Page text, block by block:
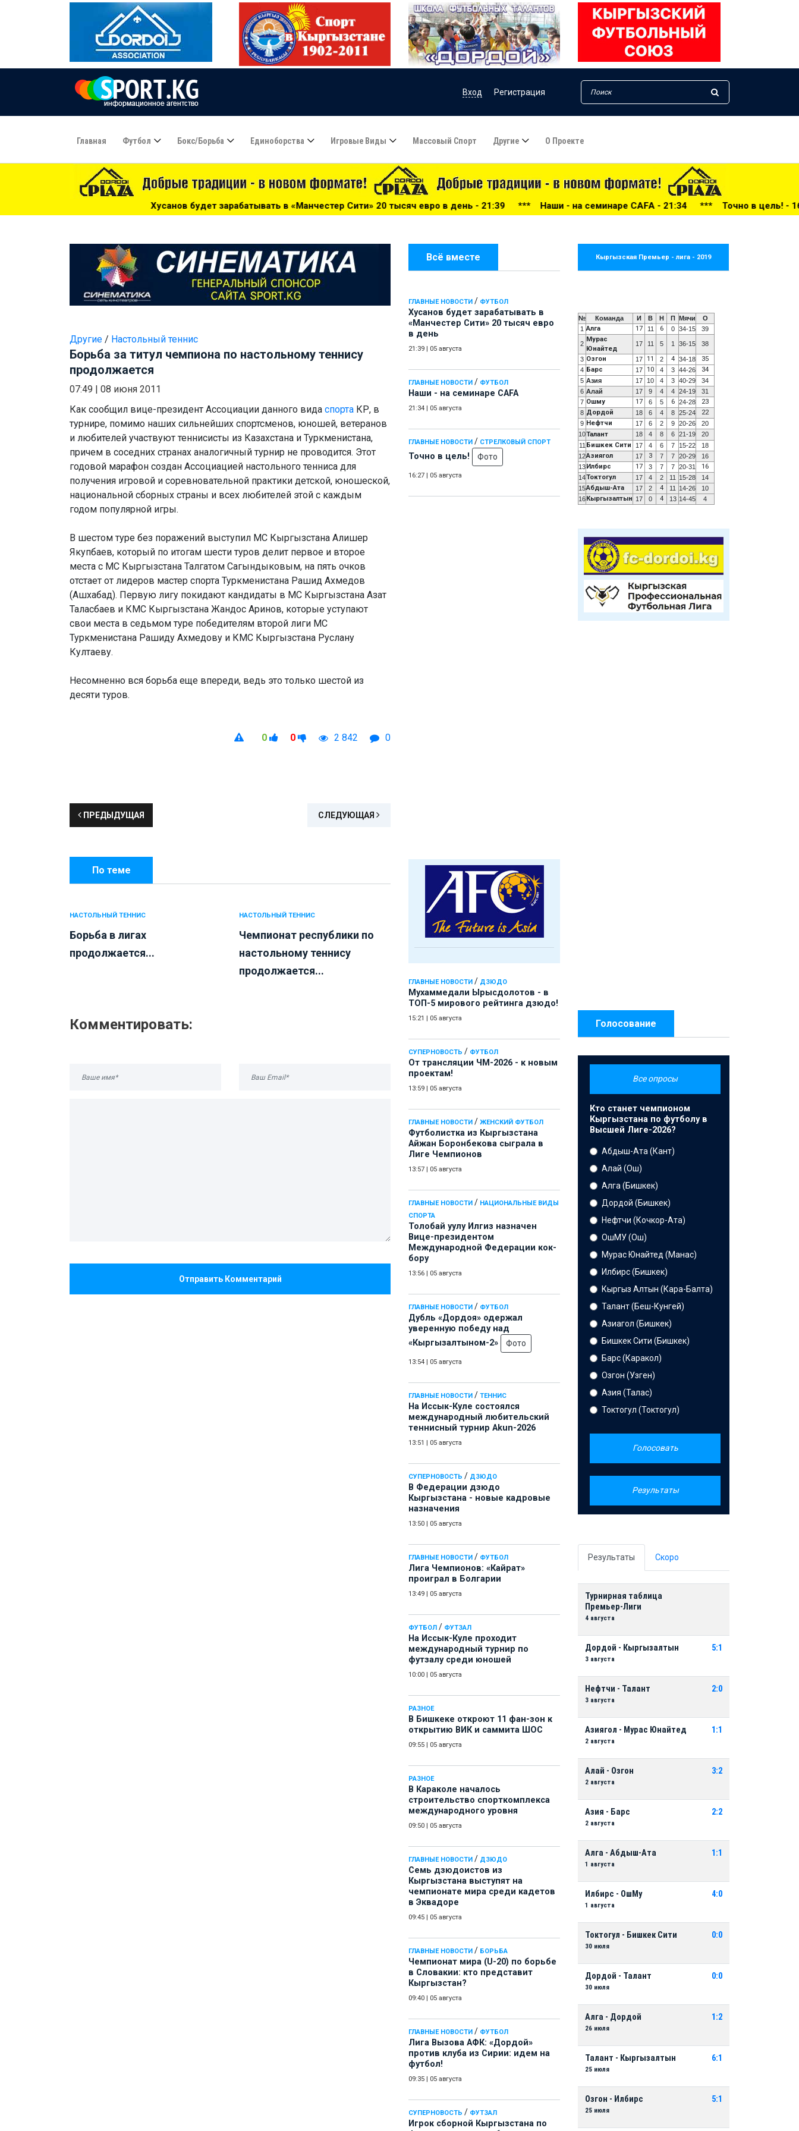
Вход Регистрация
Главная Футбол Бокс/борьба Единоборства Игровые Виды Массовый Спорт Другие О Проекте
Хусанов будет зарабатывать в «Манчестер Сити» 20 тысяч евро в день - 21:39 ***Наши - на семинаре СAFA - 21:34 ***Точно в цель! - 16:27 *** Мухаммедали
Всё вместе
ГЛАВНЫЕ НОВОСТИ / ФУТБОЛ
Хусанов будет зарабатывать в
«Манчестер Сити» 20 тысяч евро
в день
21:39 05 августа
ГЛАВНЫЕ НОВОСТИ / ФУТБОЛ
Наши - на семинаре СAFA
21:34 05 августа
ГЛАВНЫЕ НОВОСТИ / СТРЕЛКОВЫЙ СПОРТ
Точно в цель! Фото
16:27 05 августа
ГЛАВНЫЕ НОВОСТИ / ДЗЮДО
Мухаммедали Ырысдолотов - в
ТОП-5 мирового рейтинга дзюдо!
15:21 05 августа
СУПЕРНОВОСТЬ / ФУТБОЛ
От трансляции ЧМ-2026 - к новым
проектам!
13:59 05 августа
ГЛАВНЫЕ НОВОСТИ / ЖЕНСКИЙ ФУТБОЛ
Футболистка из Кыргызстана
Айжан Боронбекова сыграла в
Лиге Чемпионов
13:57 05 августа
ГЛАВНЫЕ НОВОСТИ / НАЦИОНАЛЬНЫЕ ВИДЫ
СПОРТА
Толобай уулу Илгиз назначен
Вице-президентом
Международной Федерации кок-
бору
13:56 05 августа
ГЛАВНЫЕ НОВОСТИ / ФУТБОЛ
Дубль «Дордоя» одержал
уверенную победу над
«Кыргызалтыном-2»
Фото
13:54 05 августа
ГЛАВНЫЕ НОВОСТИ / ТЕННИС
На Иссык-Куле состоялся
международный любительский
теннисный турнир Akun-2026
13:51 05 августа
СУПЕРНОВОСТЬ / ДЗЮДО
В Федерации дзюдо
Кыргызстана - новые кадровые
назначения
13:50 05 августа
ГЛАВНЫЕ НОВОСТИ / ФУТБОЛ
Лига Чемпионов: «Кайрат»
проиграл в Болгарии
13:49 05 августа
ФУТБОЛ / ФУТЗАЛ
На Иссык-Куле проходит
международный турнир по
футзалу среди юношей
10:00 05 августа
РАЗНОЕ
В Бишкеке откроют 11 фан-зон к
открытию ВИК и саммита ШОС
09:55 05 августа
РАЗНОЕ
В Караколе началось
строительство спорткомплекса
международного уровня
09:50 05 августа
ГЛАВНЫЕ НОВОСТИ / ДЗЮДО
Семь дзюдоистов из
Кыргызстана выступят на
чемпионате мира среди кадетов
в Эквадоре
09:45 05 августа
ГЛАВНЫЕ НОВОСТИ / БОРЬБА
Чемпионат мира (U-20) по борьбе
в Словакии: кто представит
Кыргызстан?
09:40 05 августа
ГЛАВНЫЕ НОВОСТИ / ФУТБОЛ
Лига Вызова АФК: «Дордой»
против клуба из Сирии: идем на
футбол!
09:35 05 августа
СУПЕРНОВОСТЬ / ФУТЗАЛ
Игрок сборной Кыргызстана по
Другие / Настольный теннис
Борьба за титул чемпиона по настольному теннису
продолжается
07:49
08 июня 2011
Как сообщил вице-президент Ассоциации данного вида спорта КР, в
турнире, помимо наших сильнейших спортсменов, юношей, ветеранов
и любителей участвуют теннисисты из Казахстана и Туркменистана,
причем в соседних странах аналогичный турнир не проводится. Этот
годовой марафон создан Ассоциацией настольного тенниса для
получения игровой и соревновательной практики детской, юношеской,
национальной сборных страны и всех любителей этой с каждым
годом популярной игры.
В шестом туре без поражений выступил МС Кыргызстана Алишер
Якупбаев, который по итогам шести туров делит первое и второе
места с МС Кыргызстана Талгатом Сагындыковым, на пять очков
отстает от лидеров мастер спорта Туркменистана Рашид Ахмедов
(Ашхабад). Первую лигу покидают кандидаты в МС Кыргызстана Азат
Таласбаев и КМС Кыргызстана Жандос Аринов, которые уступают
свои места в седьмом туре победителям второй лиги МС
Туркменистана Рашиду Ахмедову и КМС Кыргызстана Руслану
Култаеву.
Несомненно вся борьба еще впереди, ведь это только шестой из
десяти туров.
0 0 2 842 0
ПРЕДЫДУЩАЯ СЛЕДУЮЩАЯ
По теме
НАСТОЛЬНЫЙ ТЕННИС
Борьба в лигах
продолжается...
НАСТОЛЬНЫЙ ТЕННИС
Чемпионат республики по
настольному теннису
продолжается...
Комментировать:
Отправить Комментарий
Кыргызская Премьер - лига - 2019
№ Команда И В Н П Мячи
О
1 Алга 17 11 6 0 34-15 39
2
Мурас
Юнайтед
17 11 5 1 36-15 38
3 Озгон 17 11 2 4 34-18 35
4 Барс 17 10 4 3 44-26 34
5 Азия 17 10 4 3 40-29
34
6 Алай 17 9 4 4 24-19
31
7 Ошму 17 6 5 6 24-28 23
8 Дордой 18 6 4 8 25-24 22
9 Нефтчи 17 6 2 9 20-26
20
10Талант 18 4 8 6 21-19
20
11 Бишкек Сити 17 4 6 7 15-22
18
12Азиягол 17 3 7 7 20-29
16
13 Илбирс 17 3 7 7 20-31 16
14Токтогул 17 4 2 11 15-28
14
15Абдыш-Ата 17 2 4 11 14-26
10
16 Кыргызалтын 17 0 4 13 14-45 4
Голосование
Все опросы
Кто станет чемпионом
Кыргызстана по футболу в
Высшей Лиге-2026?
Абдыш-Ата (Кант)
Алай (Ош)
Алга (Бишкек)
Дордой (Бишкек)
Нефтчи (Кочкор-Ата)
ОшМУ (Ош)
Мурас Юнайтед (Манас)
Илбирс (Бишкек)
Кыргыз Алтын (Кара-Балта)
Талант (Беш-Кунгей)
Азиагол (Бишкек)
Бишкек Сити (Бишкек)
Барс (Каракол)
Озгон (Узген)
Азия (Талас)
Токтогул (Токтогул)
Голосовать
Результаты
Результаты Скоро
Турнирная таблица
Премьер-Лиги
4 августа
Дордой - Кыргызалтын
3 августа
5:1
Нефтчи - Талант
3 августа
2:0
Азиягол - Мурас Юнайтед
2 августа
1:1
Алай - Озгон
2 августа
3:2
Азия - Барс
2 августа
2:2
Алга - Абдыш-Ата
1 августа
1:1
Илбирс - ОшМу
1 августа
4:0
Токтогул - Бишкек Сити
30 июля
0:0
Дордой - Талант
30 июля
0:0
Алга - Дордой
26 июля
1:2
Талант - Кыргызалтын
25 июля
6:1
Озгон - Илбирс
25 июля
5:1